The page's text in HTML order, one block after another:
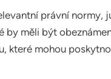
právní normy,
měli být
které mohou